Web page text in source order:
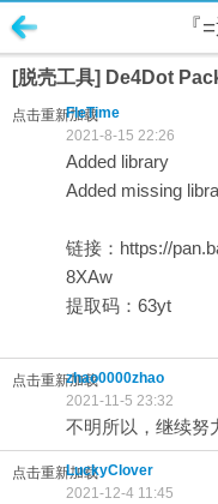
『
[脱壳工具] De4Dot
点击重新加载
FleTime
2021-8-15 22:26
Added library
Added missing
链接：https://
8XAw
提取码：63yt
点击重新加载zhao0000zhao
2021-11-5 23:32
不明所以，继续努
点击重新加载LuckyClover
2021-12-4 11:45